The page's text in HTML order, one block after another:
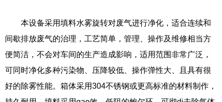
本设备采用填料水雾旋转对废气进行净化，适合连续和
间歇排放废气的治理，工艺简单，管理、操作及维修相当方
便简洁，不会对车间的生产造成影响，适用范围非常广泛，
可同时净化多种污染物、压降较低、操作弹性大、且具有很
好的除雾性能。箱体采用304不锈钢或更高标准的材料制作，